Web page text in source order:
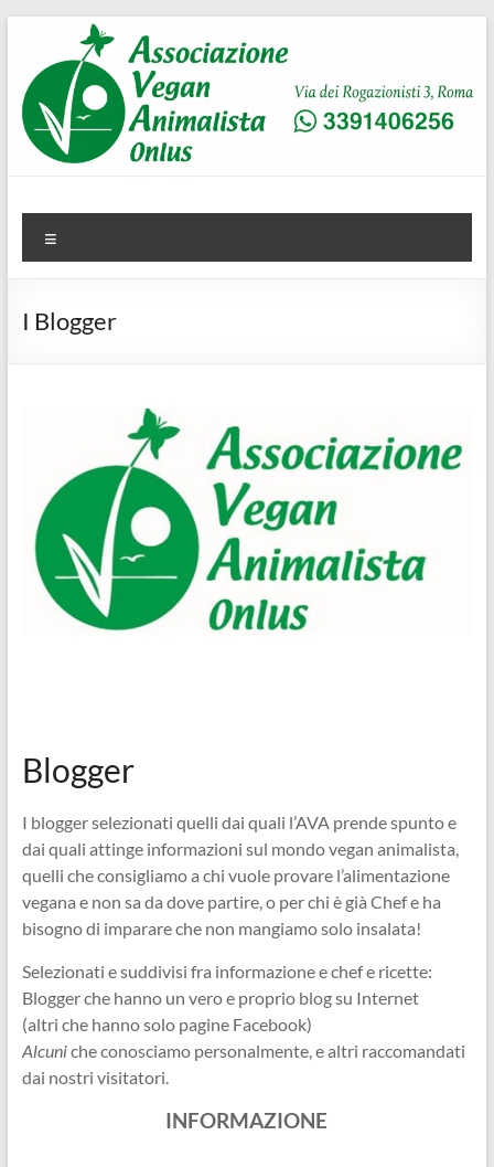
contenuto
AVA
Associazione Vegan Animalista
I Blogger
Blogger
I blogger selezionati quelli dai quali l’AVA prende spunto e
dai quali attinge informazioni sul mondo vegan animalista,
quelli che consigliamo a chi vuole provare l’alimentazione
vegana e non sa da dove partire, o per chi è già Chef e ha
bisogno di imparare che non mangiamo solo insalata!
Selezionati e suddivisi fra informazione e chef e ricette:
Blogger che hanno un vero e proprio blog su Internet
(altri che hanno solo pagine Facebook)
Alcuniche conosciamo personalmente, e altri raccomandati
dai nostri visitatori.
INFORMAZIONE